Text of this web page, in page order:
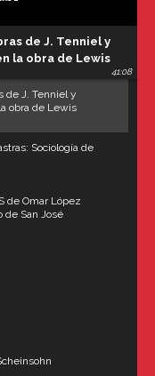
de J. Tenniel y
la obra de Lewis
41:08
de J. Tenniel y
obra de Lewis
Sociología de
de Omar López
de San José